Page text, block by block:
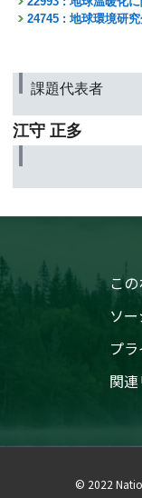
24745 : 地球環境研
課題代表者
江守 正多
こ
ソ
プ
関
© 2022